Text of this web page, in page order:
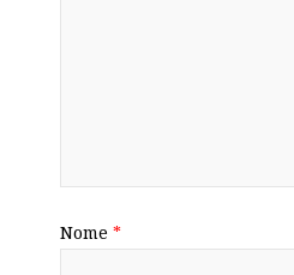
Nome *